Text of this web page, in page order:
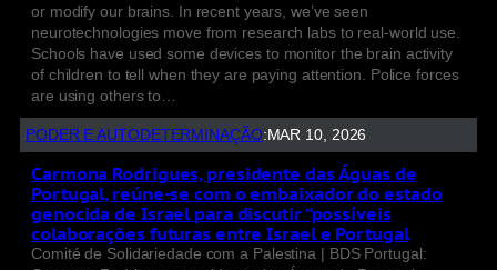
or modify our brains. In recent years, we’ve seen
neurotechnologies move from research labs to real-world use.
Schools have used some devices to monitor the brain activity
of children to tell when they are paying attention. Police forces
are using others to…
PODER E AUTODETERMINAÇÃO: MAR 10, 2026
Carmona Rodrigues, presidente das Águas de
Portugal, reúne-se com o embaixador do estado
genocida de Israel para discutir “possíveis
colaborações futuras entre Israel e Portugal
Comité de Solidariedade com a Palestina | BDS Portugal: